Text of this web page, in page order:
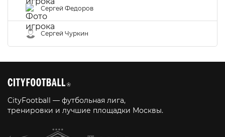
Сергей Федоров
Сергей Чуркин
CityFootball — футбольная лига,
тренировки и лучшие площадки Москвы.